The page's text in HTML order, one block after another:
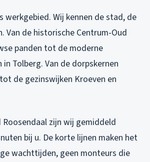
werkgebied. Wij kennen de stad, de
Van de historische Centrum-Oud
panden tot de moderne
Tolberg. Van de dorpskernen
de gezinswijken Kroeven en
zijn wij gemiddeld
bij u. De korte lijnen maken het
wachttijden, geen monteurs die